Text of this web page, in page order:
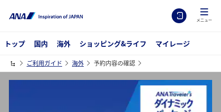
メニュー
トップ 国内 海外 ショッピング&ライフ マイレージ
ご利用ガイド 海外 予約内容の確認